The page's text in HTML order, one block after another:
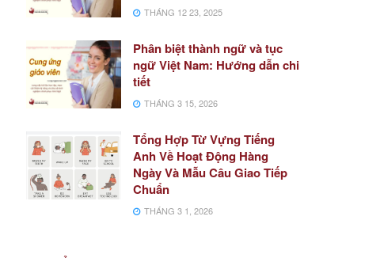
THÁNG 12 23, 2025
Phân biệt thành ngữ và tục
ngữ Việt Nam: Hướng dẫn chi
tiết
THÁNG 3 15, 2026
Tổng Hợp Từ Vựng Tiếng
Anh Về Hoạt Động Hàng
Ngày Và Mẫu Câu Giao Tiếp
Chuẩn
THÁNG 3 1, 2026